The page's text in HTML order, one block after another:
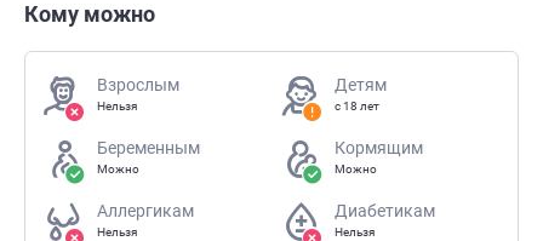
Кому можно
Взрослым
Нельзя
Детям
с 18 лет
Беременным
Можно
Кормящим
Можно
Аллергикам
Нельзя
Диабетикам
Нельзя